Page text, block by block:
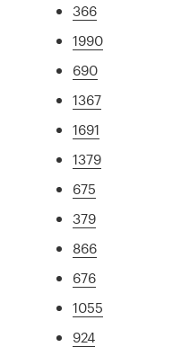
366
1990
690
1367
1691
1379
675
379
866
676
1055
924